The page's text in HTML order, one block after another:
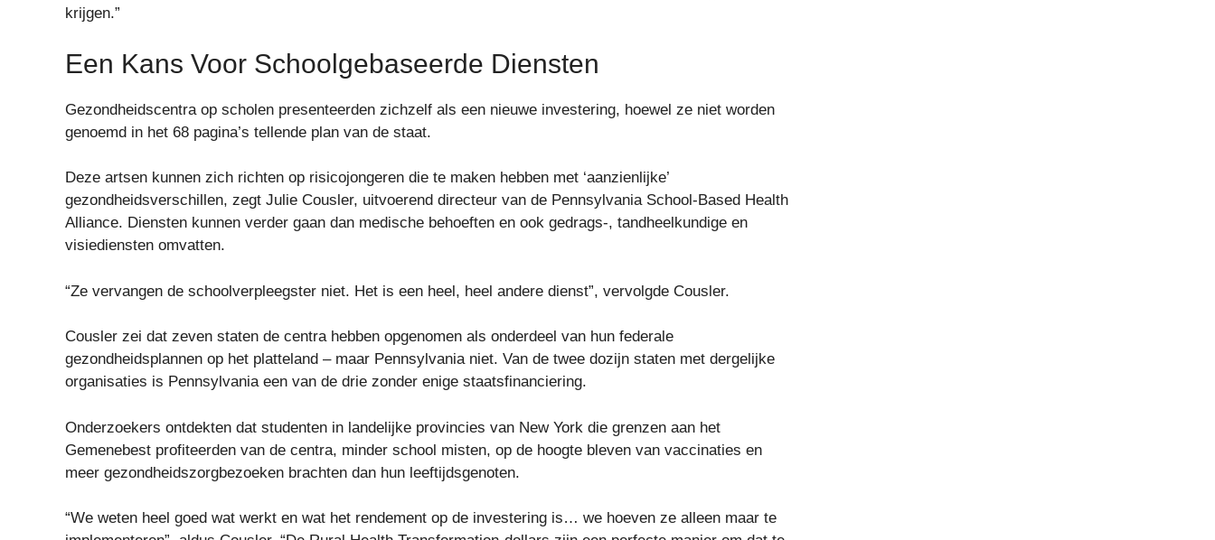
krijgen.”
Een Kans Voor Schoolgebaseerde Diensten
Gezondheidscentra op scholen presenteerden zichzelf als een nieuwe investering, hoewel ze niet worden
genoemd in het 68 pagina’s tellende plan van de staat.
Deze artsen kunnen zich richten op risicojongeren die te maken hebben met ‘aanzienlijke’
gezondheidsverschillen, zegt Julie Cousler, uitvoerend directeur van de Pennsylvania School-Based Health
Alliance. Diensten kunnen verder gaan dan medische behoeften en ook gedrags-, tandheelkundige en
visiediensten omvatten.
“Ze vervangen de schoolverpleegster niet. Het is een heel, heel andere dienst”, vervolgde Cousler.
Cousler zei dat zeven staten de centra hebben opgenomen als onderdeel van hun federale
gezondheidsplannen op het platteland – maar Pennsylvania niet. Van de twee dozijn staten met dergelijke
organisaties is Pennsylvania een van de drie zonder enige staatsfinanciering.
Onderzoekers ontdekten dat studenten in landelijke provincies van New York die grenzen aan het
Gemenebest profiteerden van de centra, minder school misten, op de hoogte bleven van vaccinaties en
meer gezondheidszorgbezoeken brachten dan hun leeftijdsgenoten.
“We weten heel goed wat werkt en wat het rendement op de investering is… we hoeven ze alleen maar te